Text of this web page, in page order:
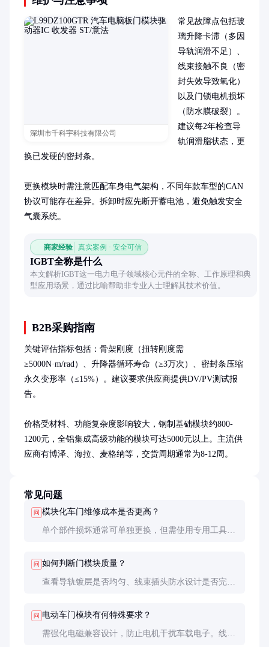
深圳市千科宇科技有限公司
常见故障点包括玻
璃升降卡滞（多因
导轨润滑不足）、
线束接触不良（密
封失效导致氧化）
以及门锁电机损坏
（防水膜破裂）。
建议每2年检查导
轨润滑脂状态，更
换已发硬的密封条。
更换模块时需注意匹配车身电气架构，不同年款车型的CAN
协议可能存在差异。拆卸时应先断开蓄电池，避免触发安全
气囊系统。
商家经验 真实案例 · 安全可信
IGBT全称是什么
本文解析IGBT这一电力电子领域核心元件的全称、工作原理和典
型应用场景，通过比喻帮助非专业人士理解其技术价值。
B2B采购指南
关键评估指标包括：骨架刚度（扭转刚度需
≥5000N·m/rad）、升降器循环寿命（≥3万次）、密封条压缩
永久变形率（≤15%）。建议要求供应商提供DV/PV测试报
告。
价格受材料、功能复杂度影响较大，钢制基础模块约800-
1200元，全铝集成高级功能的模块可达5000元以上。主流供
应商有博泽、海拉、麦格纳等，交货周期通常为8-12周。
常见问题
问 模块化车门维修成本是否更高？
单个部件损坏通常可单独更换，但需使用专用工具拆
问 如何判断门模块质量？
查看导轨镀层是否均匀、线束插头防水设计是否完
问 电动车门模块有何特殊要求？
需强化电磁兼容设计，防止电机干扰车载电子。线束